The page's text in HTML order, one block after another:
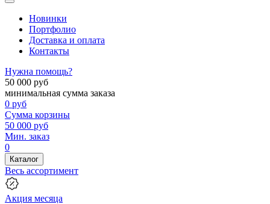
Новинки
Портфолио
Доставка и оплата
Контакты
Нужна помощь?
50 000 руб
минимальная сумма заказа
0 руб
Сумма корзины
50 000 руб
Мин. заказ
0
Каталог
Весь ассортимент
Акция месяца